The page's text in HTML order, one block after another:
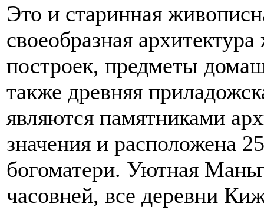
Это и старинная
своеобразная
построек, предметы
также древняя
являются памятниками
значения и расположена
богоматери. Уютная
часовней, все деревни